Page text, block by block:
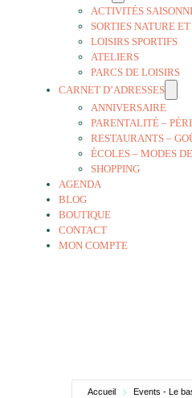
ACTIVITÉS
SORTIES NATURE
LOISIRS SPORTIFS
ATELIERS
PARCS DE LOISIRS
CARNET D’ADRESSES
ANNIVERSAIRE
PARENTALITÉ –
RESTAURANTS –
ÉCOLES – MODES
SHOPPING
AGENDA
BLOG
BOUTIQUE
CONTACT
MON COMPTE
Accueil
Events - Le